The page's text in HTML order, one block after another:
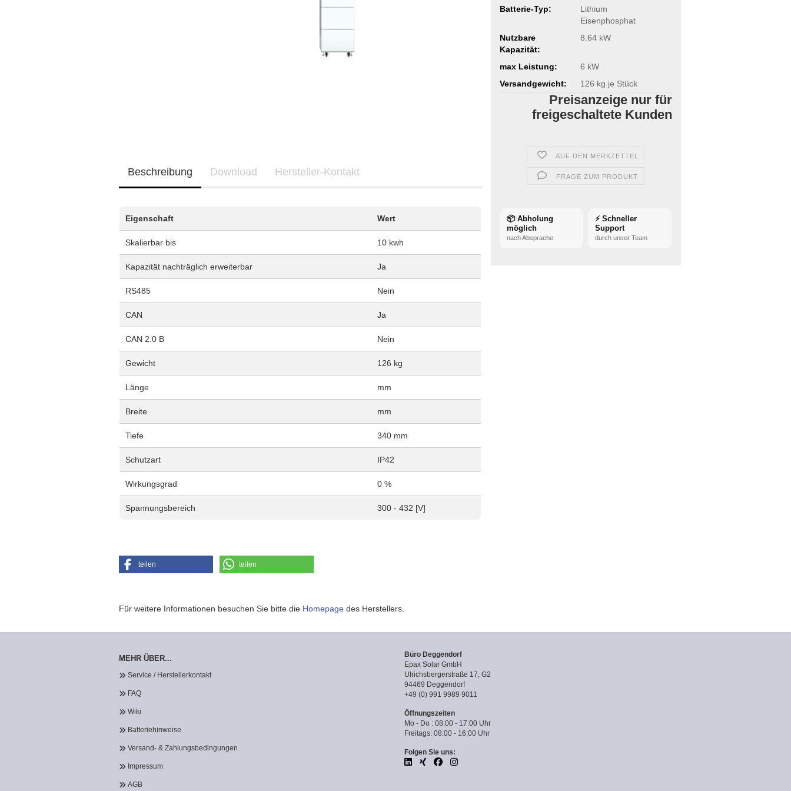
Batterie-Typ:
Lithium
Eisenphosphat
Nutzbare
Kapazität:
8.64 kW
max Leistung:
6 kW
Versandgewicht:
126 kg je Stück
Preisanzeige nur für
freigeschaltete Kunden
AUF DEN MERKZETTEL
FRAGE ZUM PRODUKT
📦 Abholung
möglich
nach Absprache
⚡ Schneller
Support
durch unser Team
Beschreibung Download Hersteller-Kontakt
Eigenschaft Wert
Skalierbar bis 10 kwh
Kapazität nachträglich erweiterbar Ja
RS485 Nein
CAN Ja
CAN 2.0 B Nein
Gewicht 126 kg
Länge mm
Breite mm
Tiefe 340 mm
Schutzart IP42
Wirkungsgrad 0 %
Spannungsbereich 300 - 432 [V]
teilen teilen
Für weitere Informationen besuchen Sie bitte die Homepage des Herstellers.
MEHR ÜBER...
Service / Herstellerkontakt
FAQ
Wiki
Batteriehinweise
Versand- & Zahlungsbedingungen
Impressum
AGB
Büro Deggendorf
Epax Solar GmbH
Ulrichsbergerstraße 17, G2
94469 Deggendorf
+49 (0) 991 9989 9011
Öffnungszeiten
Mo - Do : 08:00 - 17:00 Uhr
Freitags: 08:00 - 16:00 Uhr
Folgen Sie uns: